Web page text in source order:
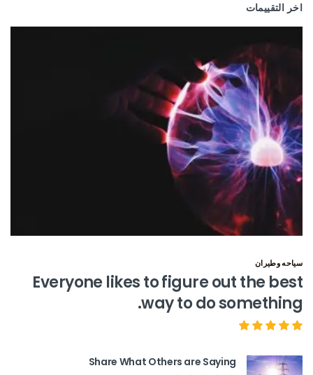
اخر التقييمات
سياحه وطيران
Everyone likes to figure out the best
way to do something.
Share What Others are Saying